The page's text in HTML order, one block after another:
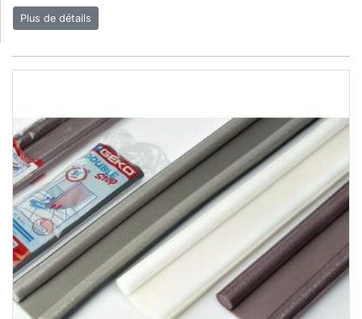
Plus de détails